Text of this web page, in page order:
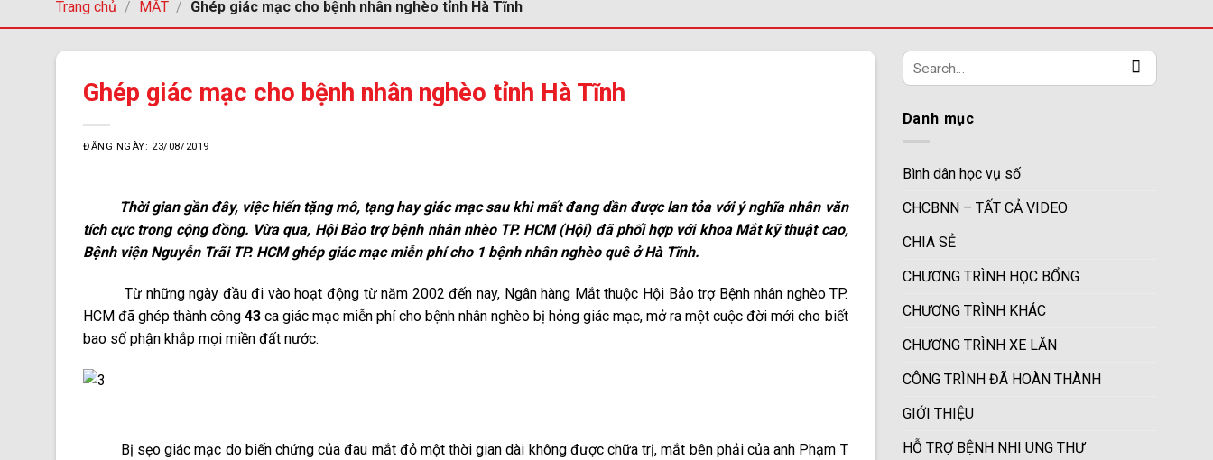
Trang chủ / MẮT / Ghép giác mạc cho bệnh nhân nghèo tỉnh Hà Tĩnh
Ghép giác mạc cho bệnh nhân nghèo tỉnh Hà Tĩnh
ĐĂNG NGÀY: 23/08/2019
Thời gian gần đây, việc hiến tặng mô, tạng hay giác mạc sau khi mất đang dần được lan tỏa với ý nghĩa nhân văn
tích cực trong cộng đồng. Vừa qua, Hội Bảo trợ bệnh nhân nhèo TP. HCM (Hội) đã phối hợp với khoa Mắt kỹ thuật cao,
Bệnh viện Nguyễn Trãi TP. HCM ghép giác mạc miễn phí cho 1 bệnh nhân nghèo quê ở Hà Tĩnh.
Từ những ngày đầu đi vào hoạt động từ năm 2002 đến nay, Ngân hàng Mắt thuộc Hội Bảo trợ Bệnh nhân nghèo TP.
HCM đã ghép thành công43 ca giác mạc miễn phí cho bệnh nhân nghèo bị hỏng giác mạc, mở ra một cuộc đời mới cho biết
bao số phận khắp mọi miền đất nước.
Bị sẹo giác mạc do biến chứng của đau mắt đỏ một thời gian dài không được chữa trị, mắt bên phải của anh Phạm T
Danh mục
Bình dân học vụ số
CHCBNN – TẤT CẢ VIDEO
CHIA SẺ
CHƯƠNG TRÌNH HỌC BỔNG
CHƯƠNG TRÌNH KHÁC
CHƯƠNG TRÌNH XE LĂN
CÔNG TRÌNH ĐÃ HOÀN THÀNH
GIỚI THIỆU
HỖ TRỢ BỆNH NHI UNG THƯ